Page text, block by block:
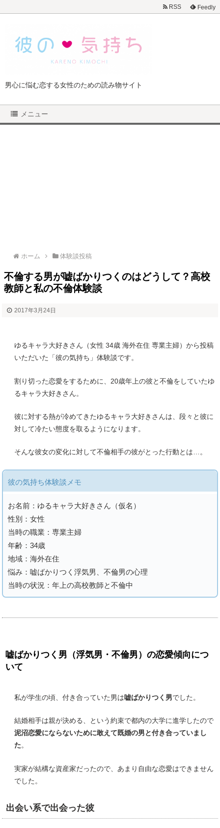
男心に悩む恋する女性のための読み物サイト
メニュー
RSS Feedly
ホーム 体験談投稿
不倫する男が嘘ばかりつくのはどうして？高校
教師と私の不倫体験談
2017年3月24日
ゆるキャラ大好きさん（女性 34歳 海外在住 専業主婦）から投稿
いただいた「彼の気持ち」体験談です。
割り切った恋愛をするために、20歳年上の彼と不倫をしていたゆ
るキャラ大好きさん。
彼に対する熱が冷めてきたゆるキャラ大好きさんは、段々と彼に
対して冷たい態度を取るようになります。
そんな彼女の変化に対して不倫相手の彼がとった行動とは…。
彼の気持ち体験談メモ
お名前：ゆるキャラ大好きさん（仮名）
性別：女性
当時の職業：専業主婦
年齢：34歳
地域：海外在住
悩み：嘘ばかりつく浮気男、不倫男の心理
当時の状況：年上の高校教師と不倫中
嘘ばかりつく男（浮気男・不倫男）の恋愛傾向につ
いて
私が学生の頃、付き合っていた男は嘘ばかりつく男でした。
結婚相手は親が決める、という約束で都内の大学に進学したので
泥沼恋愛にならないために敢えて既婚の男と付き合っていまし
た。
実家が結構な資産家だったので、あまり自由な恋愛はできません
でした。
出会い系で出会った彼